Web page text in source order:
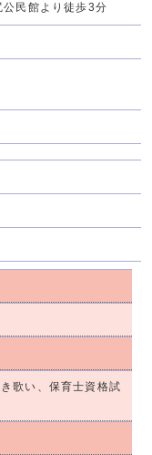
民館より徒歩3分
歌い、保育士資格試